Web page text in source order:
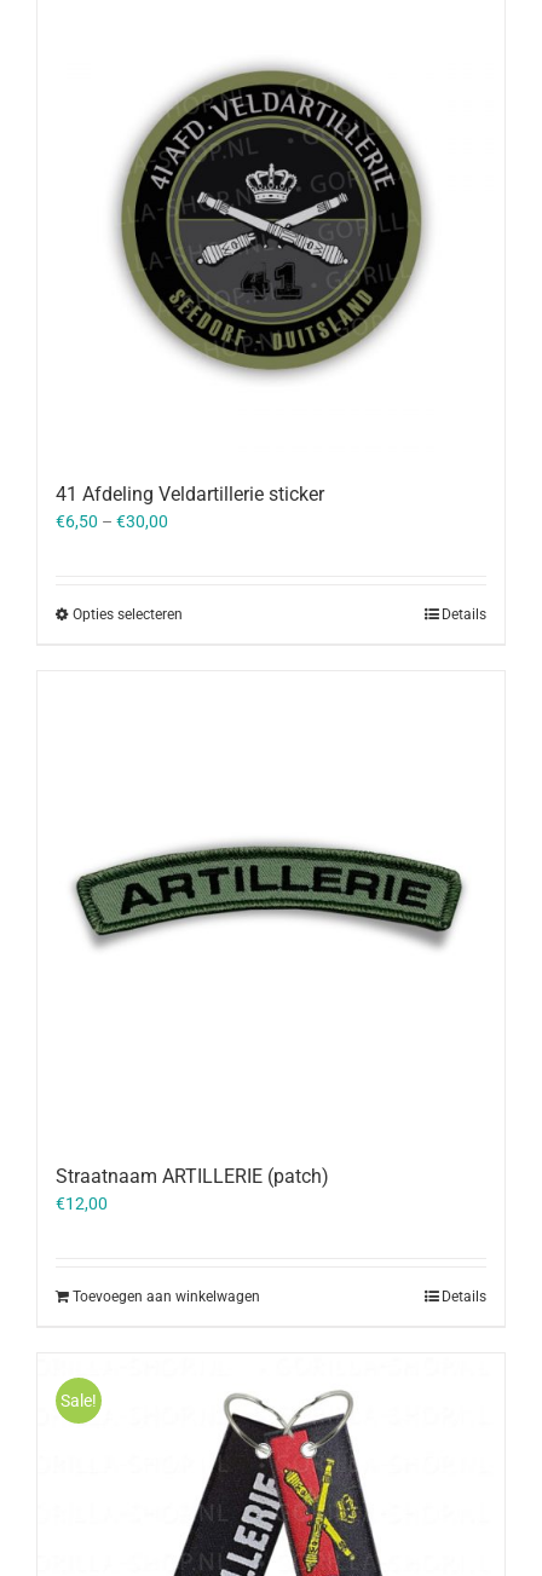
41 Afdeling Veldartillerie sticker
€6,50 – €30,00
Opties selecteren Details
Straatnaam ARTILLERIE (patch)
€12,00
Toevoegen aan winkelwagen Details
Sale!